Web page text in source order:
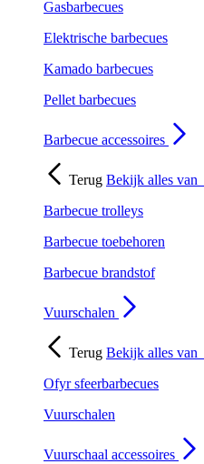
Gasbarbecues
Elektrische barbecues
Kamado barbecues
Pellet barbecues
Barbecue accessoires
Terug Bekijk alles van
Barbecue trolleys
Barbecue toebehoren
Barbecue brandstof
Vuurschalen
Terug Bekijk alles van
Ofyr sfeerbarbecues
Vuurschalen
Vuurschaal accessoires